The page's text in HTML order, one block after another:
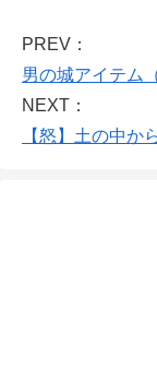
PREV：
男の城アイテム
NEXT：
【怒】土の中か